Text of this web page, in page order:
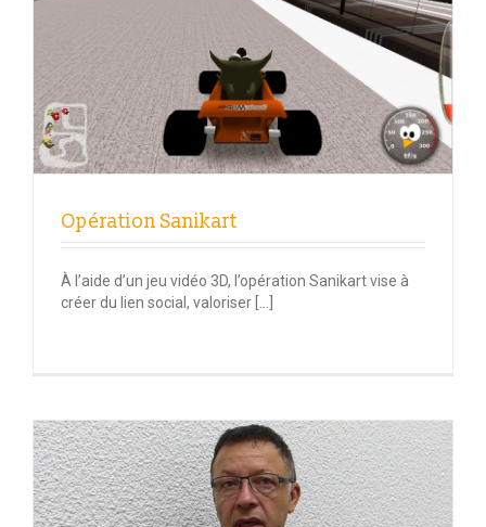
Opération Sanikart
À l’aide d’un jeu vidéo 3D, l’opération Sanikart vise à
créer du lien social, valoriser […]